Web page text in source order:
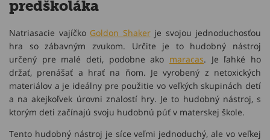
predškoláka
Natriasacie vajíčko Goldon Shakerje svojou jednoduchosťou
hra so zábavným zvukom. Určite je to hudobný nástroj
určený pre malé deti, podobne ako maracas. Je ľahké ho
držať, prenášať a hrať na ňom. Je vyrobený z netoxických
materiálov a je ideálny pre použitie vo veľkých skupinách detí
a na akejkoľvek úrovni znalostí hry. Je to hudobný nástroj, s
ktorým deti začínajú svoju hudobnú púť v materskej škole.
Tento hudobný nástroj je síce veľmi jednoduchý, ale vo veľkej